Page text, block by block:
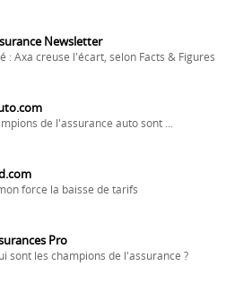
Newsletter
: Axa creuse l'écart, selon Facts & Figures
de l'assurance auto sont ...
force la baisse de tarifs
Pro
sont les champions de l'assurance ?